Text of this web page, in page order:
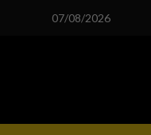
07/08/2026